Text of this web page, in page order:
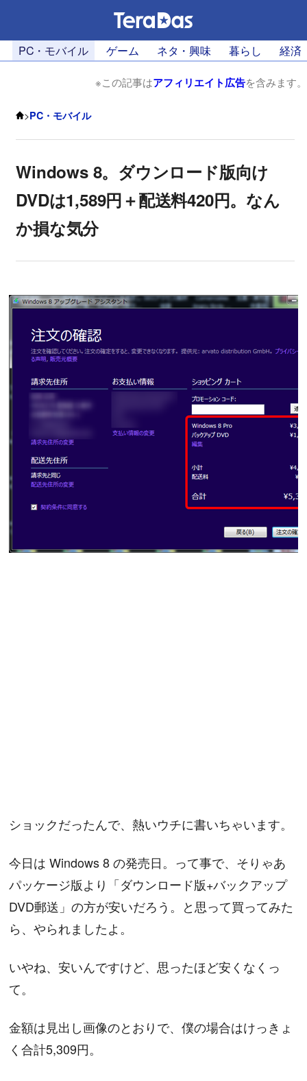
PC・モバイル ゲーム ネタ・興味 暮らし 経済
※この記事はアフィリエイト広告を含みます。
>PC・モバイル
Windows 8。ダウンロード版向け
DVDは1,589円＋配送料420円。なん
か損な気分
ショックだったんで、熱いウチに書いちゃいます。
今日は Windows 8 の発売日。って事で、そりゃあ
パッケージ版より「ダウンロード版+バックアップ
DVD郵送」の方が安いだろう。と思って買ってみた
ら、やられましたよ。
いやね、安いんですけど、思ったほど安くなくっ
て。
金額は見出し画像のとおりで、僕の場合はけっきょ
く合計5,309円。